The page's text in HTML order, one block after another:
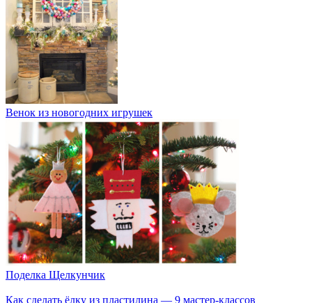
Венок из новогодних игрушек
Поделка Щелкунчик
Как сделать ёлку из пластилина — 9 мастер-классов